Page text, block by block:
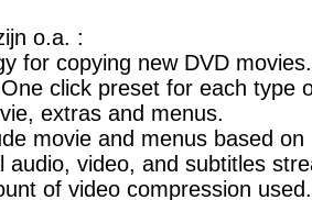
o.a. :
for copying new DVD movies.
click preset for each type
extras and menus.
movie and menus based on
audio, video, and subtitles
of video compression used.